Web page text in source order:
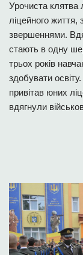
Урочиста клятва
ліцейного
звершеннями.
стають в одну
трьох років
здобувати
привітав юних
вдягнули